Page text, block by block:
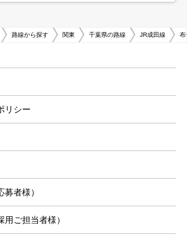
路線から探す 関東 千葉県の路線 JR成田線 布
リシー
者様）
ご担当者様）